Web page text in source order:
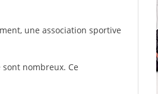
une association sportive
nombreux. Ce